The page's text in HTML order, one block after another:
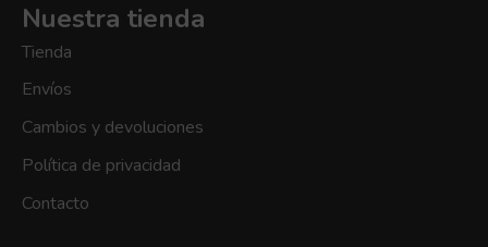
Nuestra tienda
Tienda
Envíos
Cambios y devoluciones
Política de privacidad
Contacto